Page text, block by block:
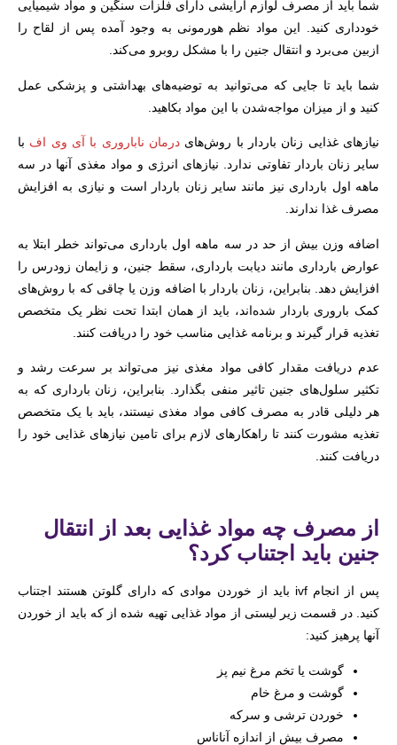
شما باید از مصرف لوازم آرایشی دارای فلزات سنگین و مواد شیمیایی
خودداری کنید. این مواد نظم هورمونی به وجود آمده پس از لقاح را
ازبین می‌برد و انتقال جنین را با مشکل روبرو می‌کند.
شما باید تا جایی که می‌توانید به توضیه‌های بهداشتی و پزشکی عمل
کنید و از میزان مواجه‌شدن با این مواد بکاهید.
نیازهای غذایی زنان باردار با روش‌های درمان ناباروری با آی وی اف با
سایر زنان باردار تفاوتی ندارد. نیازهای انرژی و مواد مغذی آنها در سه
ماهه اول بارداری نیز مانند سایر زنان باردار است و نیازی به افزایش
مصرف غذا ندارند.
اضافه وزن بیش از حد در سه ماهه اول بارداری می‌تواند خطر ابتلا به
عوارض بارداری مانند دیابت بارداری، سقط جنین، و زایمان زودرس را
افزایش دهد. بنابراین، زنان باردار با اضافه وزن یا چاقی که با روش‌های
کمک باروری باردار شده‌اند، باید از همان ابتدا تحت نظر یک متخصص
تغذیه قرار گیرند و برنامه غذایی مناسب خود را دریافت کنند.
عدم دریافت مقدار کافی مواد مغذی نیز می‌تواند بر سرعت رشد و
تکثیر سلول‌های جنین تاثیر منفی بگذارد. بنابراین، زنان بارداری که به
هر دلیلی قادر به مصرف کافی مواد مغذی نیستند، باید با یک متخصص
تغذیه مشورت کنند تا راهکارهای لازم برای تامین نیازهای غذایی خود را
دریافت کنند.
از مصرف چه مواد غذایی بعد از انتقال
جنین باید اجتناب کرد؟
پس از انجام ivf باید از خوردن موادی که دارای گلوتن هستند اجتناب
کنید. در قسمت زیر لیستی از مواد غذایی تهیه شده از که باید از خوردن
آنها پرهیز کنید:
گوشت یا تخم مرغ نیم پز
گوشت و مرغ خام
خوردن ترشی و سرکه
مصرف بیش از اندازه آناناس